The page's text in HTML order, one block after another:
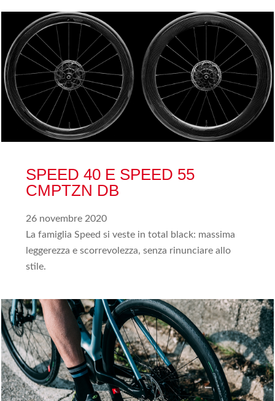
SPEED 40 E SPEED 55
CMPTZN DB
26 novembre 2020
La famiglia Speed si veste in total black: massima
leggerezza e scorrevolezza, senza rinunciare allo
stile.